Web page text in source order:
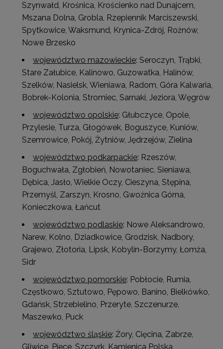
Szynwałd, Krośnica, Krościenko nad Dunajcem,
Mszana Dolna, Grobla, Rzepiennik Marciszewski,
Spytkowice, Waksmund, Krynica-Zdrój, Rożnów,
Nowe Brzesko
województwo mazowieckie: Seroczyn, Trąbki,
Stare Załubice, Kalinowo, Guzowatka, Halinów,
Szelków, Nasielsk, Wieniawa, Radom, Góra Kalwaria,
Bobrek-Kolonia, Stromiec, Sarnaki, Jeziora, Węgrów
województwo opolskie: Głubczyce, Opole,
Przylesie, Turza, Głogówek, Boguszyce, Kuniów,
Szemrowice, Pokój, Żytniów, Jędrzejów, Zielina
województwo podkarpackie: Rzeszów,
Boguchwała, Zgłobień, Nowotaniec, Sieniawa,
Dębica, Jasło, Wielkie Oczy, Cieszyna, Stępina,
Przemyśl, Zarszyn, Krosno, Gwoźnica Górna,
Konieczkowa, Łańcut
województwo podlaskie: Nowe Aleksandrowo,
Narew, Kolno, Dziadkowice, Grodzisk, Nadbory,
Grajewo, Złotoria, Lipsk, Kobylin-Borzymy, Łomża,
Sidr
województwo pomorskie: Pobłocie, Rumia,
Częstkowo, Sztutowo, Pępowo, Banino, Bielkówko,
Gdańsk, Strzebielino, Przeryte, Szczenurze,
Maszewko, Puck
województwo śląskie: Żory, Cięcina, Zabrze,
Gliwice, Piece, Szczyrk, Kamienica Polska,